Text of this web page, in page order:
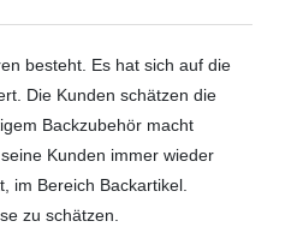
besteht. Es hat sich auf die
Die Kunden schätzen die
Backzubehör macht
Kunden immer wieder
im Bereich Backartikel.
zu schätzen.